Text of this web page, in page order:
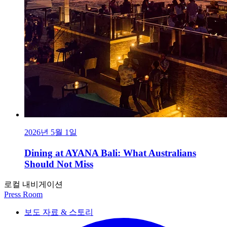
2026년 5월 1일
Dining at AYANA Bali: What Australians
Should Not Miss
로컬 내비게이션
Press Room
보도 자료 & 스토리